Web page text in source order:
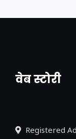
वेब स्टोरी
नया
Registered